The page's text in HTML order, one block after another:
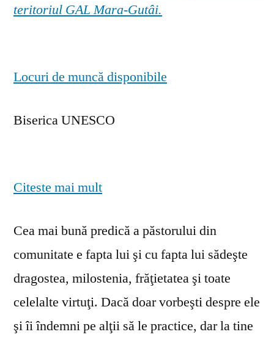
teritoriul GAL Mara-Gutâi.
Locuri de muncă disponibile
Biserica UNESCO
Citeste mai mult
Cea mai bună predică a păstorului din
comunitate e fapta lui şi cu fapta lui sădeşte
dragostea, milostenia, frăţietatea şi toate
celelalte virtuţi. Dacă doar vorbeşti despre ele
şi îi îndemni pe alţii să le practice, dar la tine